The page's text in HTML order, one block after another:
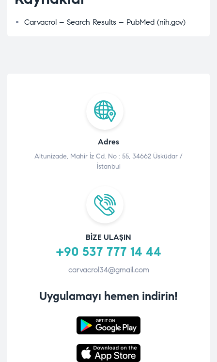
Carvacrol – Search Results – PubMed (nih.gov)
Adres
Altunizade, Mahir İz Cd. No : 55, 34662 Üsküdar /
İstanbul
BIZE ULAŞIN
+90 537 777 14 44
carvacrol34@gmail.com
Uygulamayı hemen indirin!